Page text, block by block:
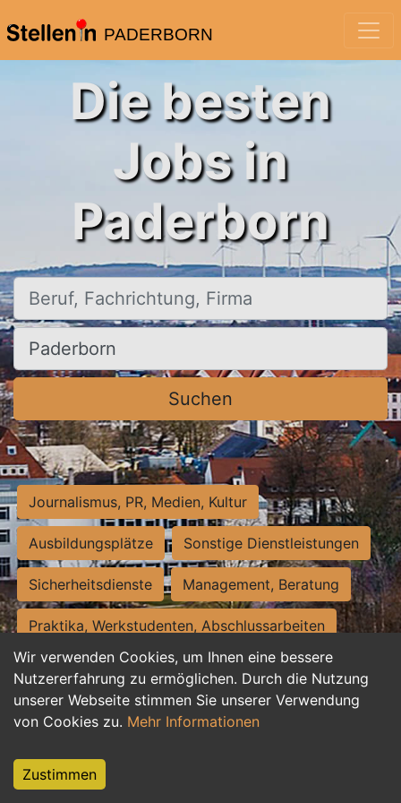
PADERBORN
Wir verwenden Cookies, um Ihnen eine bessere
Nutzererfahrung zu ermöglichen. Durch die Nutzung
unserer Webseite stimmen Sie unserer Verwendung
von Cookies zu. Mehr Informationen
Zustimmen
Die besten
Jobs in
Paderborn
Beruf, Fachrichtung, Firma
Ort, Stadt
Suchen
Journalismus, PR, Medien, Kultur
Ausbildungsplätze Sonstige Dienstleistungen
Sicherheitsdienste Management, Beratung
Praktika, Werkstudenten, Abschlussarbeiten
Personalwesen Assistenz, Sekretariat
Hilfskräfte, Aushilfs- und Nebenjobs
Weiterbildung, Studium, duale Ausbildung